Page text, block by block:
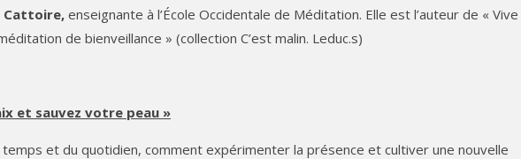
Cattoire, enseignante à l’École Occidentale de Méditation. Elle est l’auteur de « Vive
de bienveillance » (collection C’est malin. Leduc.s)
et sauvez votre peau »
temps et du quotidien, comment expérimenter la présence et cultiver une nouvelle